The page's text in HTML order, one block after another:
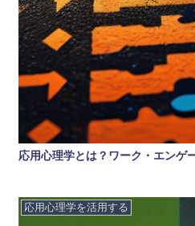
応用心理学とは？ワーク・エンゲ
応用心理学を活用する